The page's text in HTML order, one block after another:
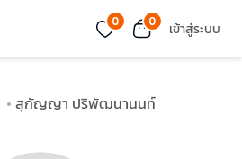
0 0 เข้าสู่ระบบ
สุกัญญา ปริพัฒนานนท์